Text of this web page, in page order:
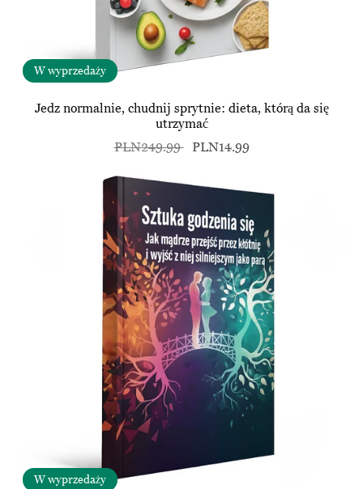
W wyprzedaży
Jedz normalnie, chudnij sprytnie: dieta, którą da się
utrzymać
PLN249.99 PLN14.99
W wyprzedaży